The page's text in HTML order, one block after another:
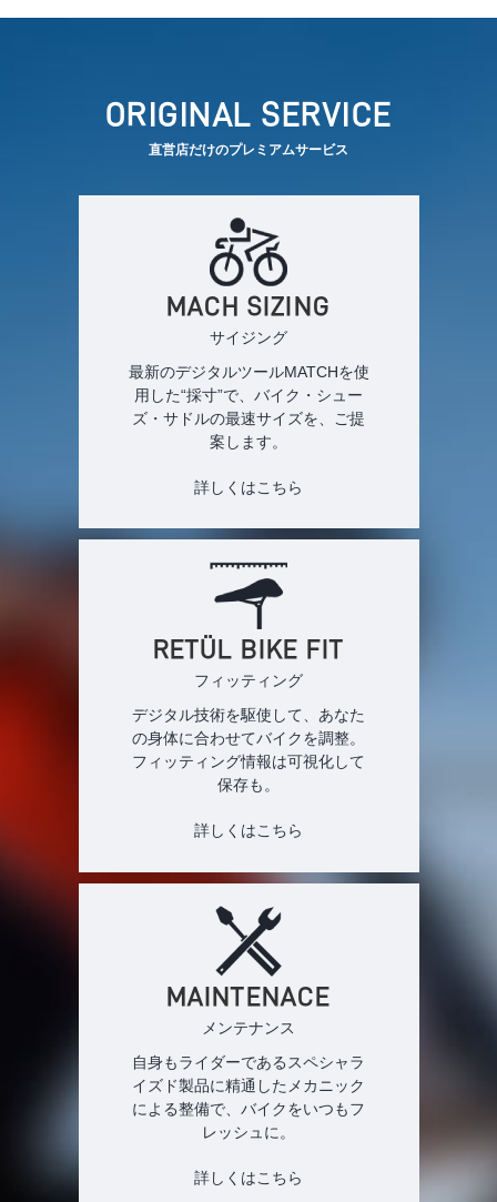
ORIGINAL SERVICE
直営店だけのプレミアムサービス
MACH SIZING
サイジング
最新のデジタルツールMATCHを使
用した“採寸”で、バイク・シュー
ズ・サドルの最速サイズを、ご提
案します。
詳しくはこちら
RETÜL BIKE FIT
フィッティング
デジタル技術を駆使して、あなた
の身体に合わせてバイクを調整。
フィッティング情報は可視化して
保存も。
詳しくはこちら
MAINTENACE
メンテナンス
自身もライダーであるスペシャラ
イズド製品に精通したメカニック
による整備で、バイクをいつもフ
レッシュに。
詳しくはこちら